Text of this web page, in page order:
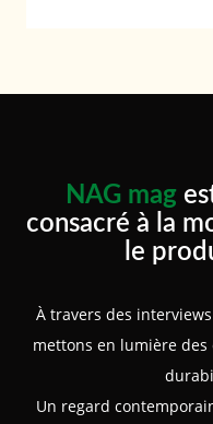
NAG mag
consacré à la
le
À travers des
mettons en lumière
Un regard